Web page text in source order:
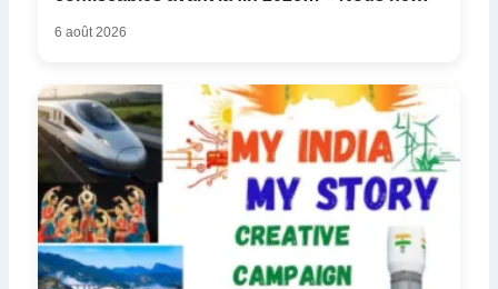
nous arrê...
6 août 2026